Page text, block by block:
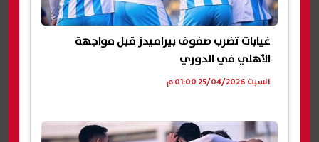
غيابات تضرب صفوف بيراميدز قبل مواجهة
الأهلي في الدوري
السبت 25/04/2026 01:00 م